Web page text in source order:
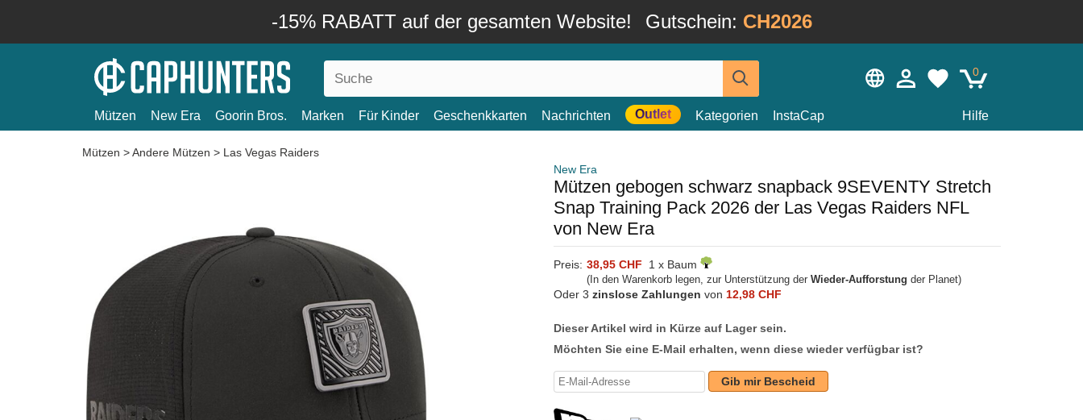
-15% RABATT auf der gesamten Website! Gutschein: CH2026
0
Mützen New Era Goorin Bros. Marken Für Kinder Geschenkkarten Nachrichten Outlet Kategorien InstaCap Hilfe
Mützen >Andere Mützen > Las Vegas Raiders
New Era
Mützen gebogen schwarz snapback 9SEVENTY Stretch
Snap Training Pack 2026 der Las Vegas Raiders NFL
von New Era
Preis: 38,95 CHF 1 x Baum
(In den Warenkorb legen, zur Unterstützung der Wieder-Aufforstung der Planet)
Oder 3 zinslose Zahlungen von 12,98 CHF
Dieser Artikel wird in Kürze auf Lager sein.
Möchten Sie eine E-Mail erhalten, wenn diese wieder verfügbar ist?
Gib mir Bescheid